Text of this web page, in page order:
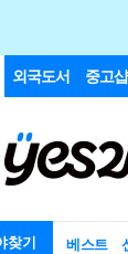
외국도서 중고샵
찾기 베스트